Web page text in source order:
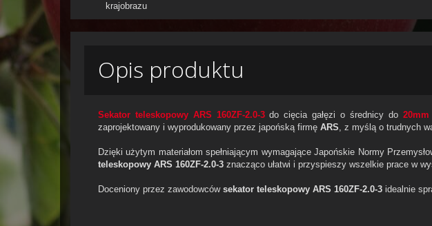
krajobrazu
Opis produktu
Sekator teleskopowy ARS 160ZF-2.0-3do cięcia gałęzi o średnicy do 20mm
zaprojektowany i wyprodukowany przez japońską firmę ARS, z myślą o trudnych
Dzięki użytym materiałom spełniającym wymagające Japońskie Normy
teleskopowy ARS 160ZF-2.0-3 znacząco ułatwi i przyspieszy wszelkie prace w
Doceniony przez zawodowcówsekator teleskopowy ARS 160ZF-2.0-3 idealnie